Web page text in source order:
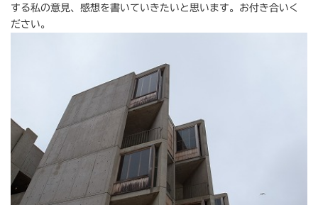
する私の意見、感想を書いていきたいと思います。お付き合いく
ださい。